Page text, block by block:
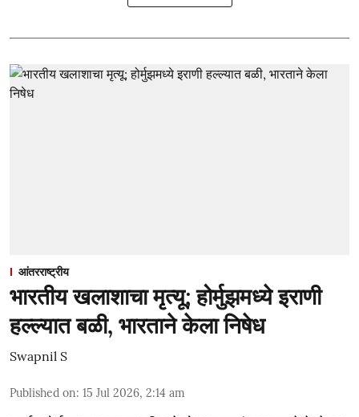
आंतरराष्ट्रीय
भारतीय खलाशाचा मृत्यू; होर्मुझमध्ये इराणी
हल्ल्यात बळी, भारताने केला निषेध
Swapnil S
Published on: 15 Jul 2026, 2:14 am